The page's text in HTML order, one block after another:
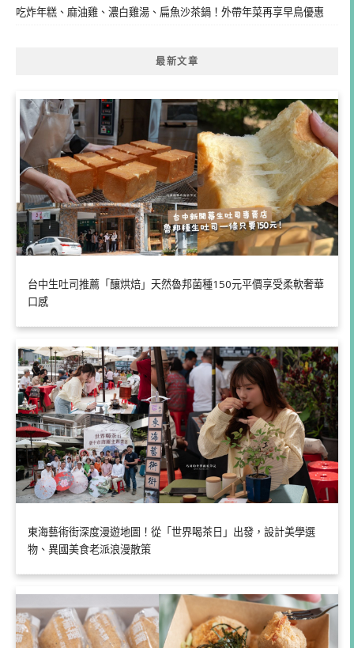
吃炸年糕、麻油雞、濃白雞湯、扁魚沙茶鍋！外帶年菜再享早鳥優惠
最新文章
台中生吐司推薦「釀烘焙」天然魯邦菌種150元平價享受柔軟奢華
口感
東海藝術街深度漫遊地圖！從「世界喝茶日」出發，設計美學選
物、異國美食老派浪漫散策